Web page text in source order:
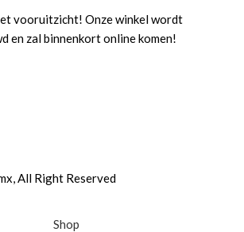
vooruitzicht! Onze winkel wordt
en zal binnenkort online komen!
All Right Reserved
Shop